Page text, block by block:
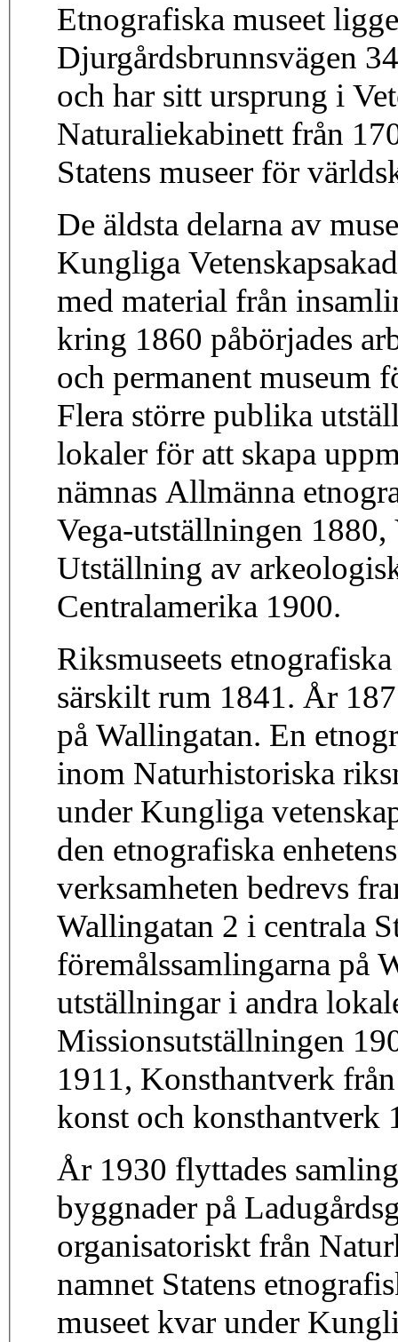
Etnografiska museet
Djurgårdsbrunnsvägen
och har sitt ursprung i
Naturaliekabinett från
Statens museer för
De äldsta delarna av
Kungliga
med material från
kring 1860 påbörjades
och permanent museum
Flera större publika
lokaler för att skapa
nämnas Allmänna
Vega-utställningen
Utställning av
Centralamerika 1900.
Riksmuseets
särskilt rum 1841. År
på Wallingatan. En
inom Naturhistoriska
under Kungliga
den etnografiska
verksamheten bedrevs
Wallingatan 2 i centrala
föremålssamlingarna på
utställningar i andra
Missionsutställningen
1911, Konsthantverk
konst och konsthantverk
År 1930 flyttades
byggnader på
organisatoriskt från
namnet Statens
museet kvar under